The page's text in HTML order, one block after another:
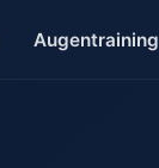
Augentraining